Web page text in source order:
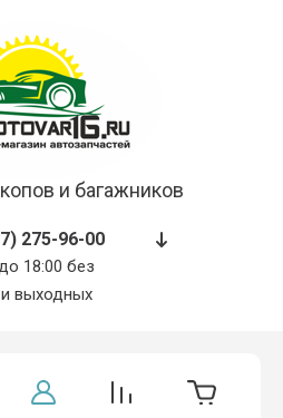
и багажников
275-96-00
18:00 без
выходных